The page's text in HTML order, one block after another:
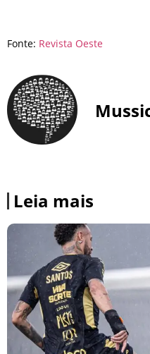
Fonte: Revista Oeste
Leia mais